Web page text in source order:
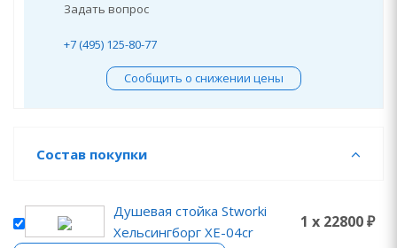
Задать вопрос
+7 (495) 125-80-77
Сообщить о снижении цены
Состав покупки
Душевая стойка Stworki
Хельсингборг XE-04cr
1 x 22800 ₽